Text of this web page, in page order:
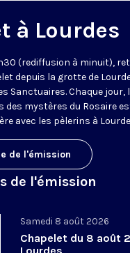
à Lourdes
(rediffusion à minuit),
depuis la grotte de
Sanctuaires. Chaque jour,
mystères du Rosaire
avec les pèlerins à
de l'émission
de l'émission
Samedi 8 août 2026
Chapelet du 8 août